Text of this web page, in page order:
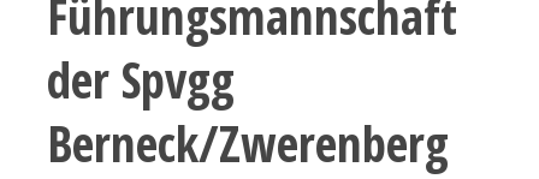
Führungsmannschaft
der Spvgg
Berneck/Zwerenberg